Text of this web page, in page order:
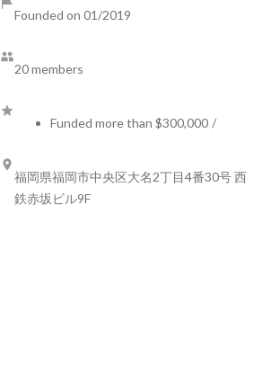
Founded on 01/2019
20 members
Funded more than $300,000 /
福岡県福岡市中央区大名2丁目4番30号 西
鉄赤坂ビル9F